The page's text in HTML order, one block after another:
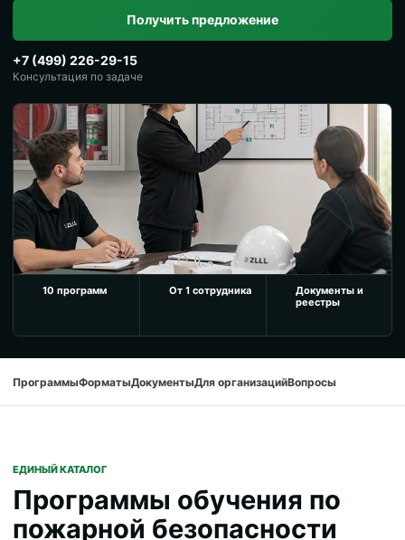
Получить предложение
+7 (499) 226-29-15
Консультация по задаче
10 программ От 1 сотрудника
Документы и
реестры
ПрограммыФорматыДокументыДля организацийВопросы
ЕДИНЫЙ КАТАЛОГ
Программы обучения по
пожарной безопасности